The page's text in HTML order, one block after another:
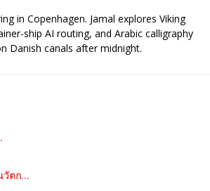
in Copenhagen. Jamal explores Viking
ship AI routing, and Arabic calligraphy
Danish canals after midnight.
วัตก…